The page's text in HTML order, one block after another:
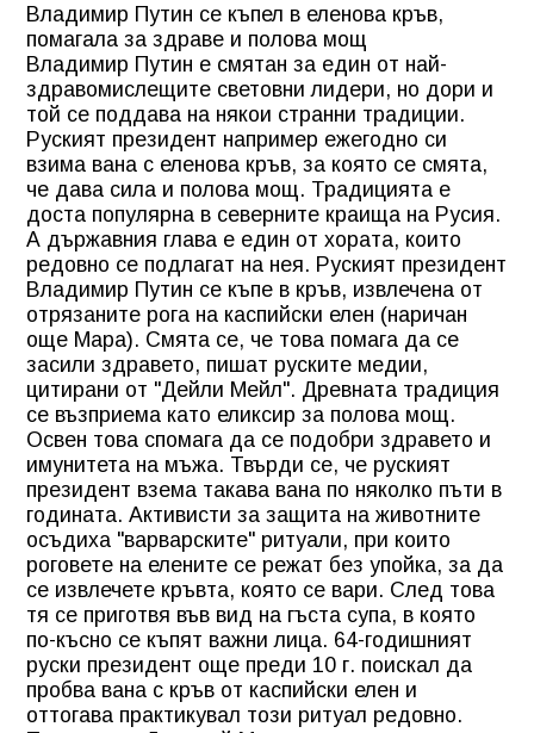
Владимир Путин се къпел в еленова кръв,
помагала за здраве и полова мощ
Владимир Путин е смятан за един от най-
здравомислещите световни лидери, но дори и
той се поддава на някои странни традиции.
Руският президент например ежегодно си
взима вана с еленова кръв, за която се смята,
че дава сила и полова мощ. Традицията е
доста популярна в северните краища на Русия.
А държавния глава е един от хората, които
редовно се подлагат на нея. Руският президент
Владимир Путин се къпе в кръв, извлечена от
отрязаните рога на каспийски елен (наричан
още Мара). Смята се, че това помага да се
засили здравето, пишат руските медии,
цитирани от "Дейли Мейл". Древната традиция
се възприема като еликсир за полова мощ.
Освен това спомага да се подобри здравето и
имунитета на мъжа. Твърди се, че руският
президент взема такава вана по няколко пъти в
годината. Активисти за защита на животните
осъдиха "варварските" ритуали, при които
роговете на елените се режат без упойка, за да
се извлечете кръвта, която се вари. След това
тя се приготвя във вид на гъста супа, в която
по-късно се къпят важни лица. 64-годишният
руски президент още преди 10 г. поискал да
пробва вана с кръв от каспийски елен и
оттогава практикувал този ритуал редовно.